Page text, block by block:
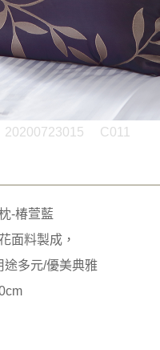
20200723015 C011
-椿萱藍
面料製成，
途多元/優美典雅